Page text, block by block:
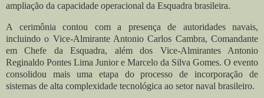
ampliação da capacidade operacional da Esquadra brasileira.
A cerimônia contou com a presença de autoridades navais,
incluindo o Vice-Almirante Antonio Carlos Cambra, Comandante
em Chefe da Esquadra, além dos Vice-Almirantes Antonio
Reginaldo Pontes Lima Junior e Marcelo da Silva Gomes. O evento
consolidou mais uma etapa do processo de incorporação de
sistemas de alta complexidade tecnológica ao setor naval brasileiro.